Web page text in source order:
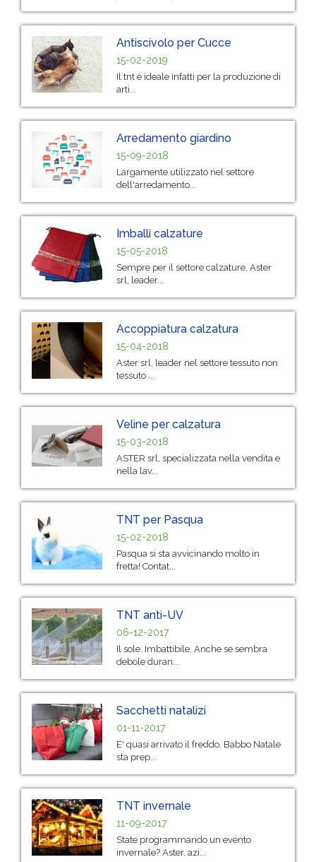
Antiscivolo per Cucce
15-02-2019
Il tnt è ideale infatti per la produzione di
arti...
Arredamento giardino
15-09-2018
Largamente utilizzato nel settore
dell'arredamento...
Imballi calzature
15-05-2018
Sempre per il settore calzature, Aster
srl, leader...
Accoppiatura calzatura
15-04-2018
Aster srl, leader nel settore tessuto non
tessuto ...
Veline per calzatura
15-03-2018
ASTER srl, specializzata nella vendita e
nella lav...
TNT per Pasqua
15-02-2018
Pasqua si sta avvicinando molto in
fretta! Contat...
TNT anti-UV
06-12-2017
Il sole. Imbattibile. Anche se sembra
debole duran...
Sacchetti natalizi
01-11-2017
E' quasi arrivato il freddo. Babbo Natale
sta prep...
TNT invernale
11-09-2017
State programmando un evento
invernale? Aster, azi...